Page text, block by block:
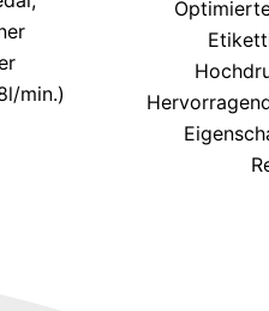
min.)